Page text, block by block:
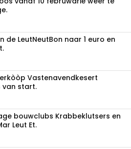
de LeutNeutBon naar 1 euro en
Vastenavendkesert
van start.
bouwclubs Krabbeklutsers en
Leut Et.